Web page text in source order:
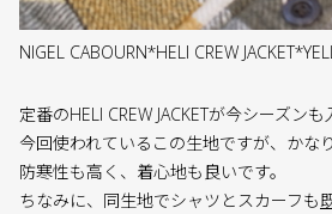
NIGEL CABOURN*HELI CREW
定番のHELI CREW JACKETが今シーズンも
今回使われているこの生地ですが、かな
防寒性も高く、着心地も良いです。
ちなみに、同生地でシャツとスカーフも